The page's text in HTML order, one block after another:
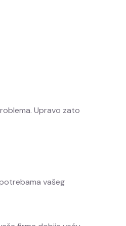
Upravo zato
vašeg